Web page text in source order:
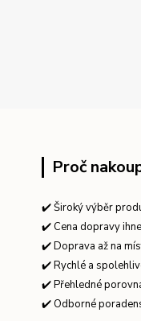
Proč
✔️ Široký výběr
✔️ Cena dopravy
✔️ Doprava až na
✔️ Rychlé a
✔️ Přehledné
✔️ Odborné